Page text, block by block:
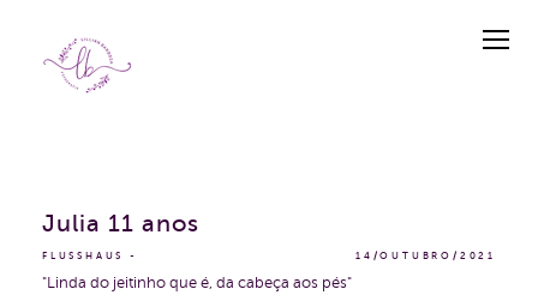
FLUSSHAUS 14/OUTUBRO/2021
Julia 11 anos
"Linda do jeitinho que é, da cabeça aos pés"